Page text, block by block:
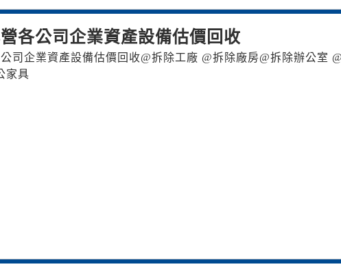
各公司企業資產設備估價回收
司企業資產設備估價回收 @拆除工廠 @拆除廠房 @拆除辦公室
家具